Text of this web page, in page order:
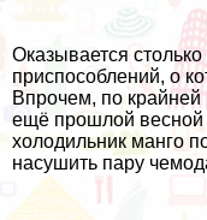
Оказывается
приспособлений, о
Впрочем, по
ещё прошлой весной
холодильник манго
насушить пару